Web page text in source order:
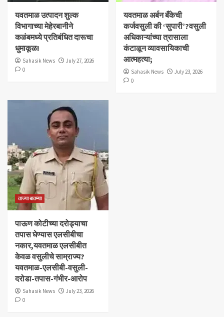
यवतमाळ उत्पादन शुल्क
विभागाच्या मेहेरबानीने
कळंबमध्ये प्रतिबंधित दारूचा
धुमाकूळ!
Sahasik News
July 27, 2026
0
​यवतमाळ अर्बन बँकेची
कर्जवसुली की ‘सुपारी’?वसुली
अधिकाऱ्यांच्या त्रासाला
कंटाळून व्यावसायिकाची
आत्महत्या;
Sahasik News
July 23, 2026
0
ताज्या बातम्या
पाऊण कोटीच्या दरोड्याचा
तपास घेण्यास एलसीबीचा
नकार,यवतमाळ एलसीबीत
केवळ वसुलीचे साम्राज्य?
यवतमाळ-एलसीबी-वसुली-
दरोडा-तपास-गंभीर-आरोप
Sahasik News
July 23, 2026
0